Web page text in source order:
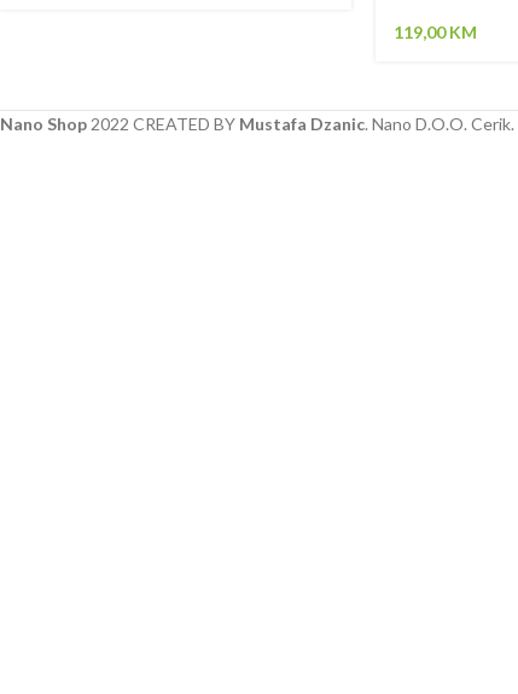
119,00KM
Nano Shop 2022 CREATED BY Mustafa Dzanic. Nano D.O.O. Cerik.